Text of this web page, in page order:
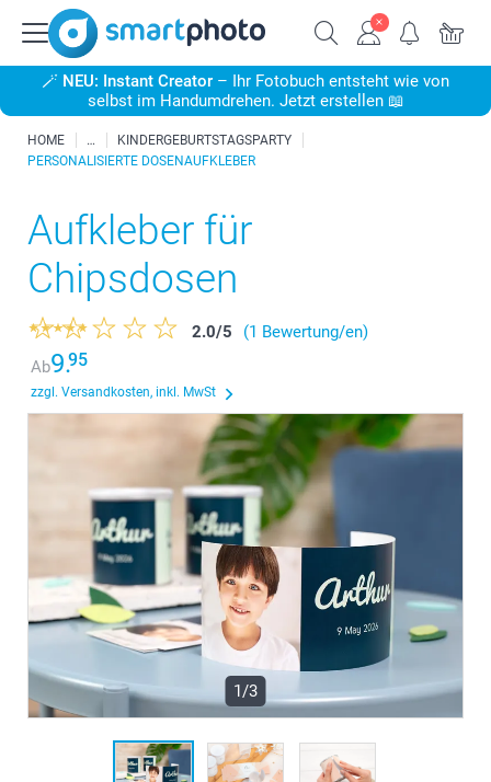
🪄 NEU: Instant Creator – Ihr Fotobuch entsteht wie von
selbst im Handumdrehen. Jetzt erstellen 📖
HOME
KINDERGEBURTSTAGSPARTY
PERSONALISIERTE DOSENAUFKLEBER
Aufkleber für
Chipsdosen
2.0/5
(1 Bewertung/en)
Ab9.95
zzgl. Versandkosten, inkl. MwSt
1/3